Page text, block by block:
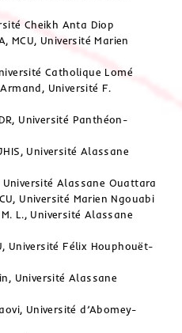
Cheikh Anta Diop
MCU, Université Marien
Catholique Lomé
Université F.
Université Panthéon-
Université Alassane
Université Alassane Ouattara
Université Marien Ngouabi
M. L., Université Alassane
Université Félix Houphouët-
Université Alassane
Université d’Abomey-